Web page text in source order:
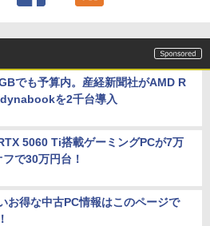
でも予算内。産経新聞社がAMD R
を2千台導入
5060 Ti搭載ゲーミングPCが7万
で30万円台！
お得な中古PC情報はこのページで